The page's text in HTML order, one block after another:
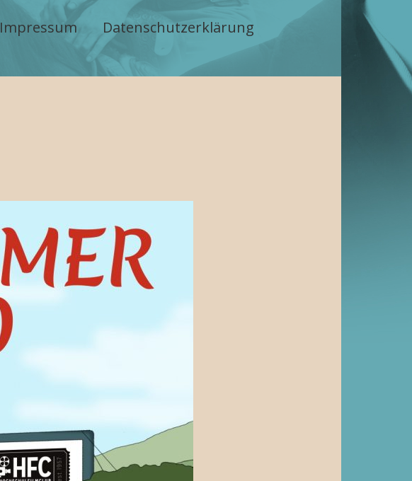
Impressum Datenschutzerklärung